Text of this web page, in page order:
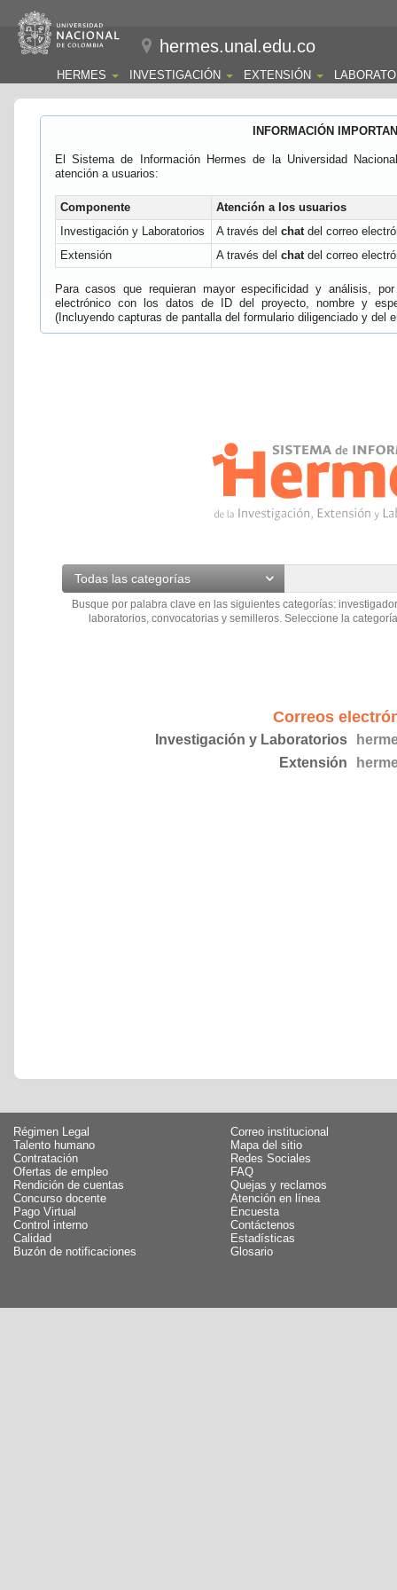
hermes.unal.edu.co
HERMES INVESTIGACIÓN EXTENSIÓN
INFORMACIÓN
El Sistema de Información Hermes de la Universidad
atención a usuarios:
Componente
Atención a los usuarios
Investigación y Laboratorios
A través del chatdel correo
Extensión
A través del chatdel correo
Para casos que requieran mayor especificidad y análisis,
electrónico con los datos de ID del proyecto, nombre y
(Incluyendo capturas de pantalla del formulario diligenciado y del
Todas las categorías
Busque por palabra clave en las siguientes categorías:
laboratorios, convocatorias y semilleros. Seleccione la
Correos
Investigación y Laboratorios
Extensión
Régimen Legal
Talento humano
Contratación
Ofertas de empleo
Rendición de cuentas
Concurso docente
Pago Virtual
Control interno
Calidad
Buzón de notificaciones
Correo institucional
Mapa del sitio
Redes Sociales
FAQ
Quejas y reclamos
Atención en línea
Encuesta
Contáctenos
Estadísticas
Glosario